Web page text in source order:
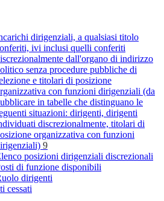
dirigenziali, a qualsiasi titolo
ivi inclusi quelli conferiti
dall'organo di indirizzo
senza procedure pubbliche di
e titolari di posizione
con funzioni dirigenziali (da
in tabelle che distinguano le
situazioni: dirigenti, dirigenti
discrezionalmente, titolari di
organizzativa con funzioni
9
posizioni dirigenziali discrezionali
di funzione disponibili
dirigenti
cessati